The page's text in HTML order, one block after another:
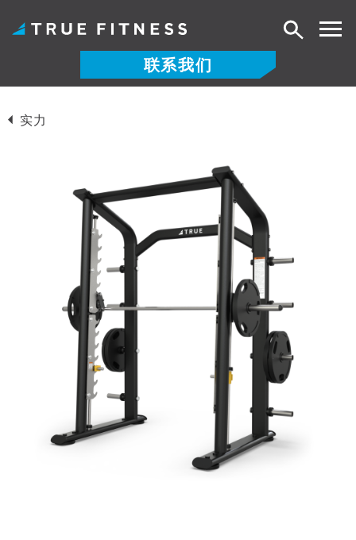
至
联系我们
搜
实力